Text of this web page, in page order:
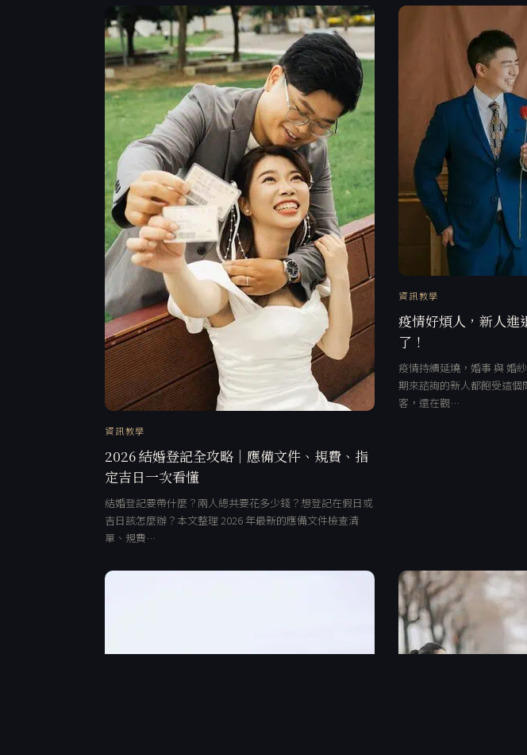
資訊教學
2026 結婚登記全攻略｜應備文件、規費、指
定吉日一次看懂
結婚登記要帶什麼？兩人總共要花多少錢？想登記在假日或
吉日該怎麼辦？本文整理 2026 年最新的應備文件檢查清
單、規費…
資訊教學
疫情好煩人，新人進
了！
疫情持續延燒，婚事 與 婚
期來諮詢的新人都飽受這
客，還在觀…